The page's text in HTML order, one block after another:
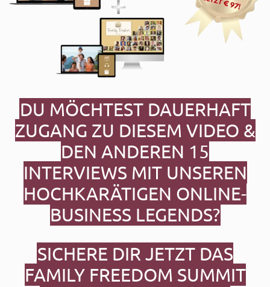
DU MÖCHTEST DAUERHAFT
ZUGANG ZU DIESEM VIDEO &
DEN ANDEREN 15
INTERVIEWS MIT UNSEREN
HOCHKARÄTIGEN ONLINE-
BUSINESS LEGENDS?
SICHERE DIR JETZT DAS
FAMILY FREEDOM SUMMIT